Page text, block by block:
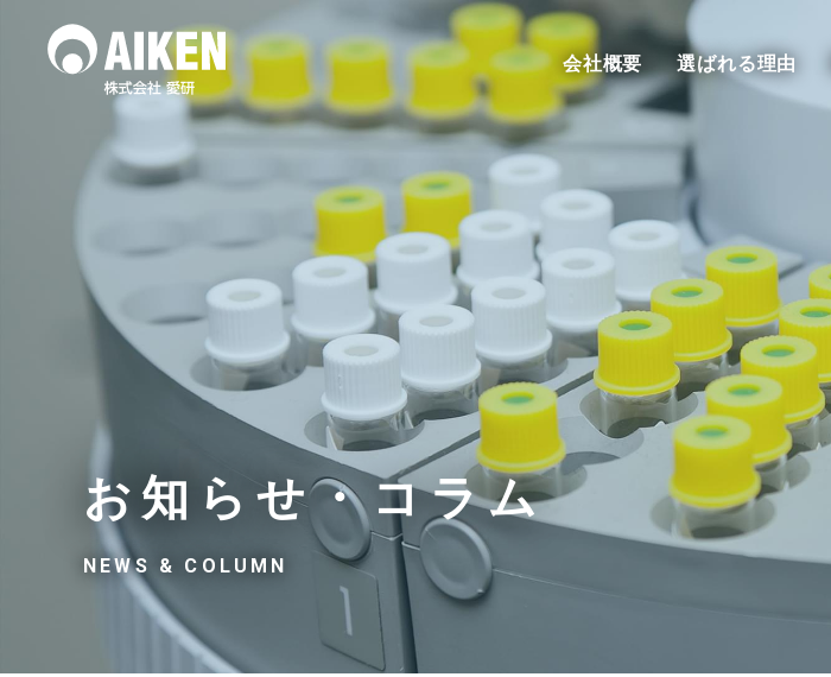
会社概要 選ばれる理由
水質調査 土壌汚染調査
作業環境測定 アスベスト調査
お知らせ・コラム
NEWS & COLUMN